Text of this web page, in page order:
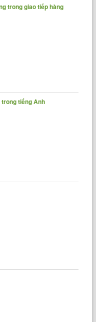
trong giao tiếp hàng
tiếng Anh